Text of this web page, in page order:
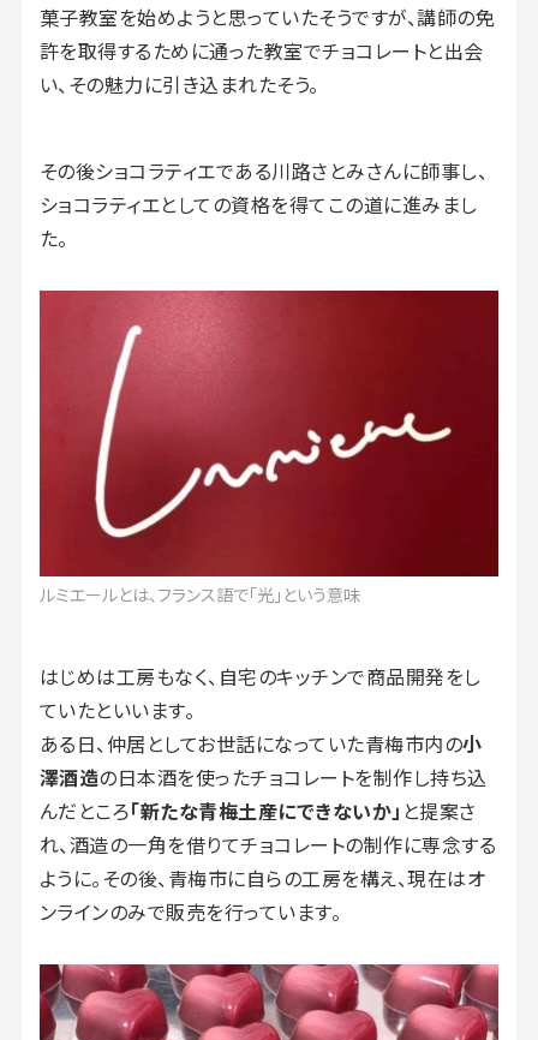
菓子教室を始めようと思っていたそうですが、講師の免
許を取得するために通った教室でチョコレートと出会
い、その魅力に引き込まれたそう。
その後ショコラティエである川路さとみさんに師事し、
ショコラティエとしての資格を得てこの道に進みまし
た。
ルミエールとは、フランス語で「光」という意味
はじめは工房もなく、自宅のキッチンで商品開発をし
ていたといいます。
ある日、仲居としてお世話になっていた青梅市内の小
澤酒造の日本酒を使ったチョコレートを制作し持ち込
んだところ「新たな青梅土産にできないか」 と提案さ
れ、酒造の一角を借りてチョコレートの制作に専念する
ように。その後、青梅市に自らの工房を構え、現在はオ
ンラインのみで販売を行っています。